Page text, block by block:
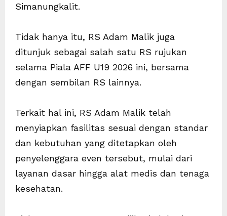
Simanungkalit.
Tidak hanya itu, RS Adam Malik juga
ditunjuk sebagai salah satu RS rujukan
selama Piala AFF U19 2026 ini, bersama
dengan sembilan RS lainnya.
Terkait hal ini, RS Adam Malik telah
menyiapkan fasilitas sesuai dengan standar
dan kebutuhan yang ditetapkan oleh
penyelenggara even tersebut, mulai dari
layanan dasar hingga alat medis dan tenaga
kesehatan.